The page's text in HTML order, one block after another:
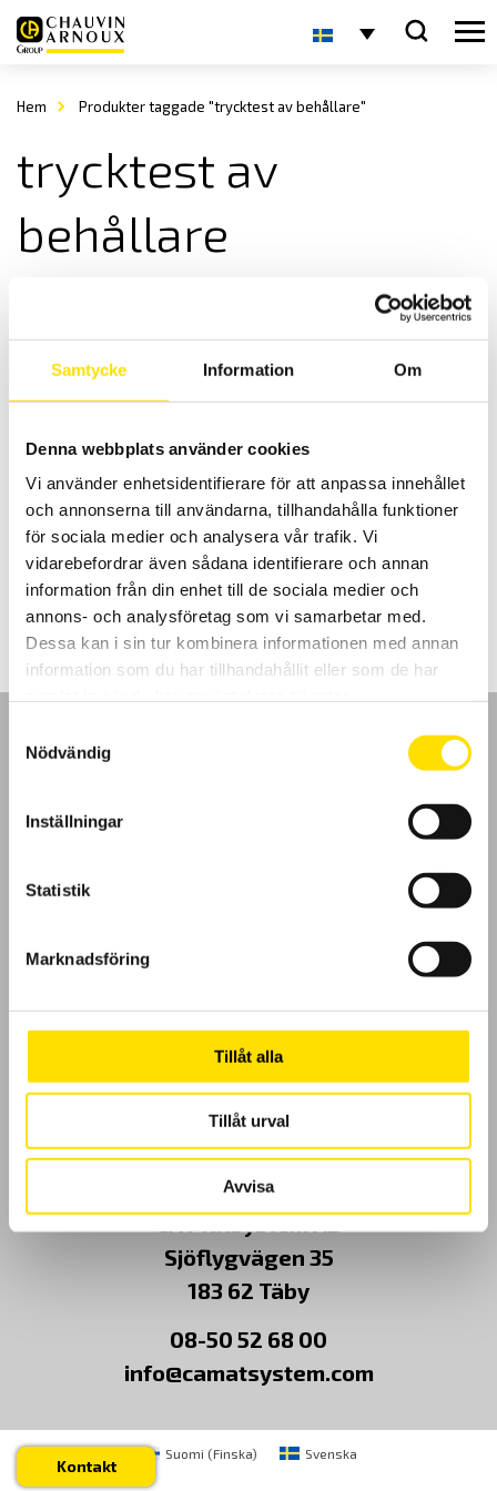
Samtycke Information Om
Denna webbplats använder cookies
Vi använder enhetsidentifierare för att anpassa innehållet
och annonserna till användarna, tillhandahålla funktioner
för sociala medier och analysera vår trafik. Vi
vidarebefordrar även sådana identifierare och annan
information från din enhet till de sociala medier och
annons- och analysföretag som vi samarbetar med.
Dessa kan i sin tur kombinera informationen med annan
information som du har tillhandahållit eller som de har
Nödvändig
Inställningar
Statistik
Marknadsföring
Tillåt alla
Tillåt urval
Avvisa
Hem Produkter taggade "trycktest av behållare"
trycktest av
behållare
Mecmesin Vented tryckplatta för tryck samt top-load tester av
plast/PET flaskor och behållare upp till 5 kN, används med
dynamometer eller dragprovare
LÄS MER
Kundundersökning
Om Oss
Kontakt
CA Mätsystem AB
Sjöflygvägen 35
183 62 Täby
08-50 52 68 00
info@camatsystem.com
Kontakt
Suomi (Finska) Svenska